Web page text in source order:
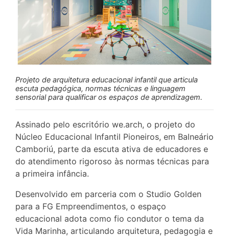
Projeto de arquitetura educacional infantil que articula
escuta pedagógica, normas técnicas e linguagem
sensorial para qualificar os espaços de aprendizagem.
Assinado pelo escritório we.arch, o projeto do
Núcleo Educacional Infantil Pioneiros, em Balneário
Camboriú, parte da escuta ativa de educadores e
do atendimento rigoroso às normas técnicas para
a primeira infância.
Desenvolvido em parceria com o Studio Golden
para a FG Empreendimentos, o espaço
educacional adota como fio condutor o tema da
Vida Marinha, articulando arquitetura, pedagogia e